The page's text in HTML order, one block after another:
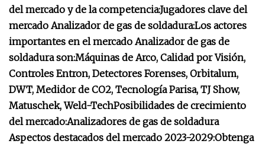
del mercado y de la competencia:Jugadores clave del
mercado Analizador de gas de soldadura:Los actores
importantes en el mercado Analizador de gas de
soldadura son:Máquinas de Arco, Calidad por Visión,
Controles Entron, Detectores Forenses, Orbitalum,
DWT, Medidor de CO2, Tecnología Parisa, TJ Show,
Matuschek, Weld-TechPosibilidades de crecimiento
del mercado:Analizadores de gas de soldadura
Aspectos destacados del mercado 2023-2029:Obtenga